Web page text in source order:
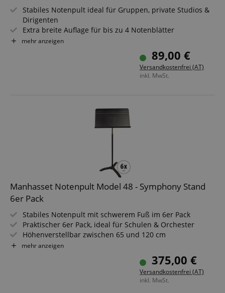
Stabiles Notenpult ideal für Gruppen, private Studios &
Dirigenten
Extra breite Auflage für bis zu 4 Notenblätter
Höhenverstellbar zwischen 66 & 122 cm
Max. Belastung von bis zu 3 kg möglich
mehr anzeigen
89,00 €
Versandkostenfrei (AT)
inkl. MwSt.
Manhasset Notenpult Model 48 - Symphony Stand
6er Pack
Stabiles Notenpult mit schwerem Fuß im 6er Pack
Praktischer 6er Pack, ideal für Schulen & Orchester
Höhenverstellbar zwischen 65 und 120 cm
Notenauflageplatte aus beschichtetem Aluminium
Patentierte Einhandverstellung (Höhe & Neigung)
mehr anzeigen
375,00 €
Versandkostenfrei (AT)
inkl. MwSt.